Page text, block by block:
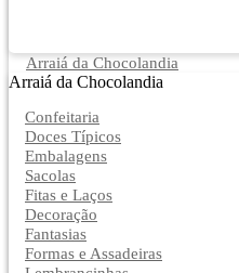
Arraiá da Chocolandia
Arraiá da Chocolandia
Confeitaria
Doces Típicos
Embalagens
Sacolas
Fitas e Laços
Decoração
Fantasias
Formas e Assadeiras